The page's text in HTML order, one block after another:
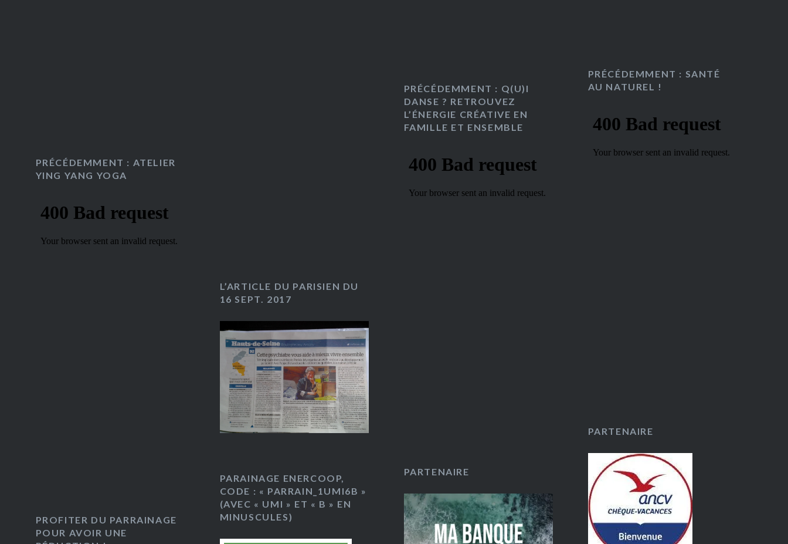
PRÉCÉDEMMENT : SANTÉ
AU NATUREL !
PRÉCÉDEMMENT : Q(U)I
DANSE ? RETROUVEZ
L’ÉNERGIE CRÉATIVE EN
FAMILLE ET ENSEMBLE
PRÉCÉDEMMENT : ATELIER
YING YANG YOGA
L’ARTICLE DU PARISIEN DU
16 SEPT. 2017
PARTENAIRE
PARTENAIRE
PARAINAGE ENERCOOP,
CODE : « PARRAIN_1UMI6B »
(AVEC « UMI » ET « B » EN
MINUSCULES)
PROFITER DU PARRAINAGE
POUR AVOIR UNE